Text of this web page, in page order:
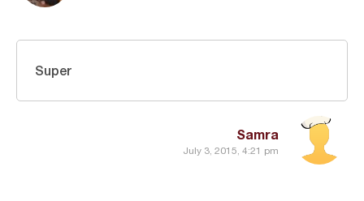
Samra
July 3, 2015, 4:21 pm
Super